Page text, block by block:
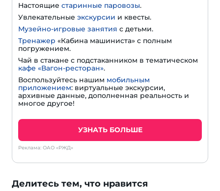
Настоящие старинные паровозы.
Увлекательные экскурсии и квесты.
Музейно-игровые занятия с детьми.
Тренажер «Кабина машиниста» с полным
погружением.
Чай в стакане с подстаканником в тематическом
кафе «Вагон-ресторан».
Воспользуйтесь нашим мобильным
приложением: виртуальные экскурсии,
архивные данные, дополненная реальность и
многое другое!
УЗНАТЬ БОЛЬШЕ
Реклама: ОАО «РЖД»
Делитесь тем, что нравится